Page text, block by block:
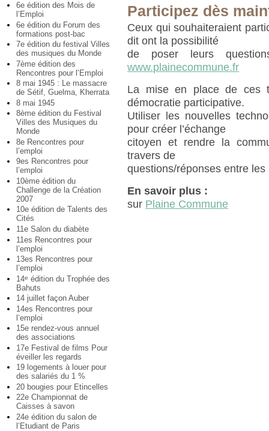
6e édition des Mois de
l’Emploi
6e édition du Forum des
formations post-bac
7e édition du festival Villes
des musiques du Monde
7ème édition des
Rencontres pour l’Emploi
8 mai 1945 : Le massacre
de Sétif, Guelma, Kherrata
8 mai 1945
8ème édition du Festival
Villes des Musiques du
Monde
8e Rencontres pour
l’emploi
9es Rencontres pour
l’emploi
10ème édition du
Challenge de la Création
2007
10e édition de Talents des
Cités
11e Salon du diabète
11es Rencontres pour
l’emploi
13es Rencontres pour
l’emploi
14e édition du Trophée des
Bahuts
14 juillet façon Auber
14es Rencontres pour
l’emploi
15e rendez-vous annuel
des associations
17e Festival de films Pour
éveiller les regards
19 logements à louer pour
des salariés du 1 %
20 bougies pour Etincelles
22e Championnat de
Caisses à savon
24e édition du salon de
l’Etudiant de Paris
Participez dès
Ceux qui souhaiteraient
dit ont la possibilité
de poser leurs
www.plainecommune.fr
La mise en place de ces
démocratie participative.
Utiliser les nouvelles
pour créer l’échange
citoyen et rendre la
travers de
questions/réponses entre
En savoir plus :
sur Plaine Commune